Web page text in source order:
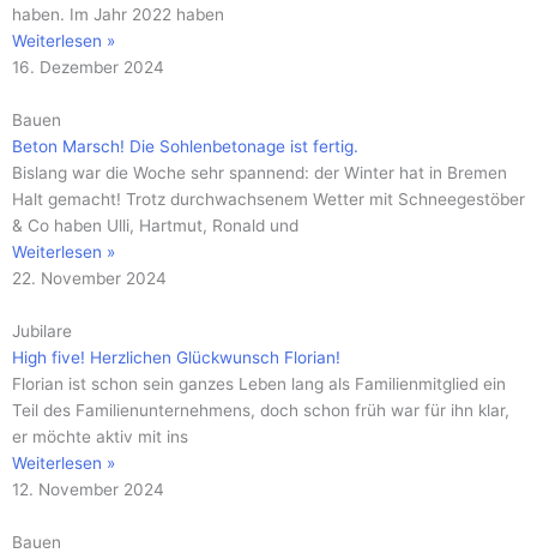
haben. Im Jahr 2022 haben
Weiterlesen »
16. Dezember 2024
Bauen
Beton Marsch! Die Sohlenbetonage ist fertig.
Bislang war die Woche sehr spannend: der Winter hat in Bremen
Halt gemacht! Trotz durchwachsenem Wetter mit Schneegestöber
& Co haben Ulli, Hartmut, Ronald und
Weiterlesen »
22. November 2024
Jubilare
High five! Herzlichen Glückwunsch Florian!
Florian ist schon sein ganzes Leben lang als Familienmitglied ein
Teil des Familienunternehmens, doch schon früh war für ihn klar,
er möchte aktiv mit ins
Weiterlesen »
12. November 2024
Bauen